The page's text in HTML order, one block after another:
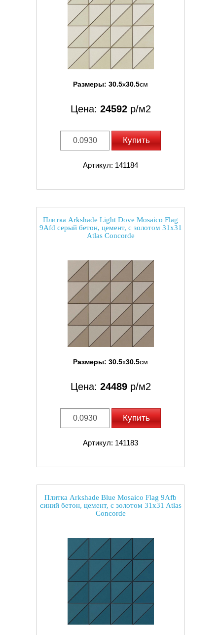
Размеры: 30.5x30.5см
Цена: 24592р/м2
Купить
Артикул: 141184
Плитка Arkshade Light Dove Mosaico Flag
9Afd серый бетон, цемент, с золотом 31x31
Atlas Concorde
Размеры: 30.5x30.5см
Цена: 24489р/м2
Купить
Артикул: 141183
Плитка Arkshade Blue Mosaico Flag 9Afb
синий бетон, цемент, с золотом 31x31 Atlas
Concorde